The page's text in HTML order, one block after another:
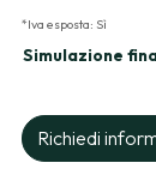
*Iva esposta: Sì
Simulazione
Richiedi